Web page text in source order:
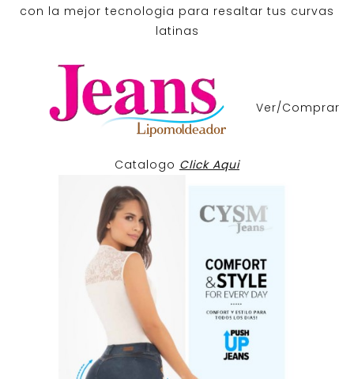
con la mejor tecnologia para resaltar tus curvas
latinas
Ver/Comprar
Catalogo Click Aqui